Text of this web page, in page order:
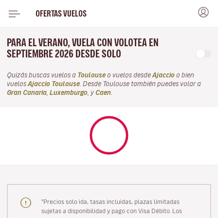
OFERTAS VUELOS
PARA EL VERANO, VUELA CON VOLOTEA EN
SEPTIEMBRE 2026 DESDE SOLO
Quizás buscas vuelos a Toulouse o vuelos desde Ajaccio o bien
vuelos Ajaccio Toulouse . Desde Toulouse también puedes volar a
Gran Canaria Luxemburgo , y Caen
"Precios solo ida, tasas incluidas, plazas limitadas
sujetas a disponibilidad y pago con Visa Débito. Los